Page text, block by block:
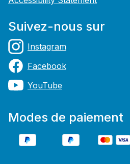
Suivez-nous sur
Instagram
Facebook
YouTube
Modes de paiement